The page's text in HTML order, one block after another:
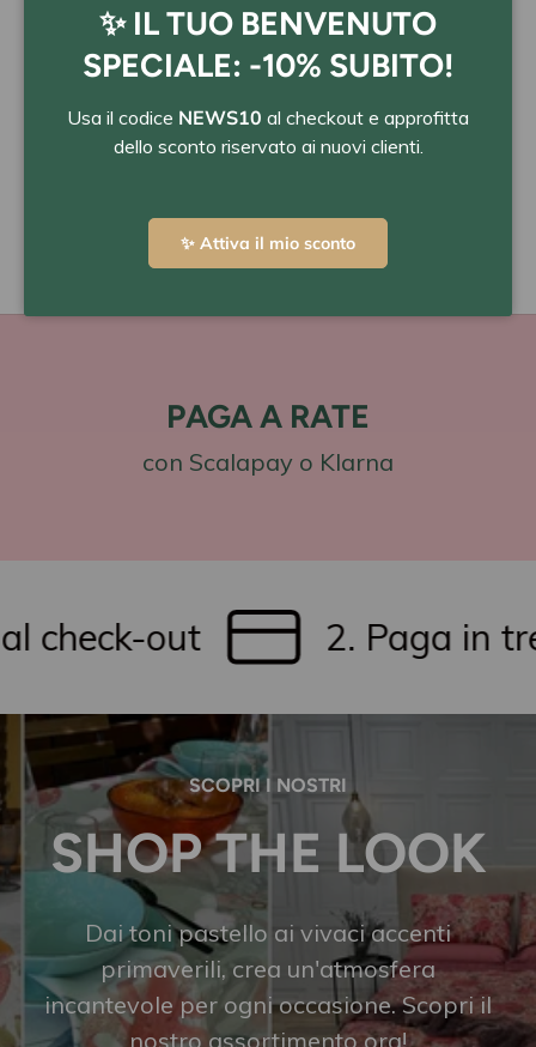
Il processo d'acquisto sarà elaborato dal nostro
provider che garantirà la sicurezza delle transazioni.
PAGA A RATE
con Scalapay o Klarna
out 2. Paga in tre
SCOPRI I NOSTRI
SHOP THE LOOK
Dai toni pastello ai vivaci accenti
primaverili, crea un'atmosfera
incantevole per ogni occasione. Scopri il
nostro assortimento ora!
✨ IL TUO BENVENUTO
SPECIALE: -10% SUBITO!
Usa il codice NEWS10 al checkout e approfitta
dello sconto riservato ai nuovi clienti.
✨ Attiva il mio sconto